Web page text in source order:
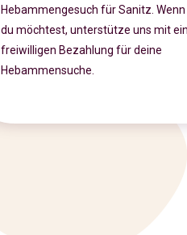
Hebammengesuch für Sanitz. Wenn
du möchtest, unterstütze uns mit
freiwilligen Bezahlung für deine
Hebammensuche.